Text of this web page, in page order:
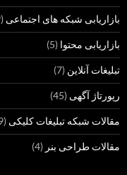
بازاریابی شبکه های اجتماعی (9)
بازاریابی محتوا (5)
تبلیغات آنلاین (7)
رپورتاژ آگهی (45)
مقالات شبکه تبلیغات کلیکی (19)
مقالات طراحی بنر (4)